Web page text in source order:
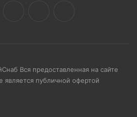
Вся предоставленная на сайте
является публичной офертой